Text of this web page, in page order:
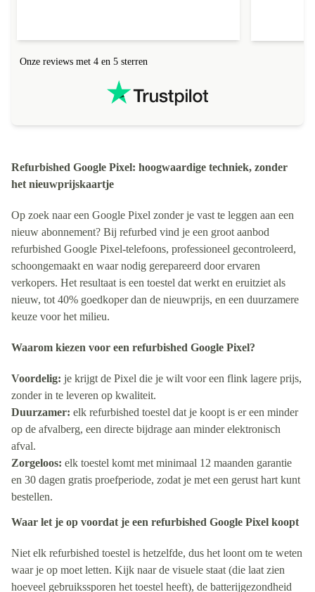
Onze reviews met 4 en 5 sterren
Refurbished Google Pixel: hoogwaardige techniek, zonder
het nieuwprijskaartje
Op zoek naar een Google Pixel zonder je vast te leggen aan een
nieuw abonnement? Bij refurbed vind je een groot aanbod
refurbished Google Pixel-telefoons, professioneel gecontroleerd,
schoongemaakt en waar nodig gerepareerd door ervaren
verkopers. Het resultaat is een toestel dat werkt en eruitziet als
nieuw, tot 40% goedkoper dan de nieuwprijs, en een duurzamere
keuze voor het milieu.
Waarom kiezen voor een refurbished Google Pixel?
Voordelig: je krijgt de Pixel die je wilt voor een flink lagere prijs,
zonder in te leveren op kwaliteit.
Duurzamer: elk refurbished toestel dat je koopt is er een minder
op de afvalberg, een directe bijdrage aan minder elektronisch
afval.
Zorgeloos: elk toestel komt met minimaal 12 maanden garantie
en 30 dagen gratis proefperiode, zodat je met een gerust hart kunt
bestellen.
Waar let je op voordat je een refurbished Google Pixel koopt
Niet elk refurbished toestel is hetzelfde, dus het loont om te weten
waar je op moet letten. Kijk naar de visuele staat (die laat zien
hoeveel gebruikssporen het toestel heeft), de batterijgezondheid